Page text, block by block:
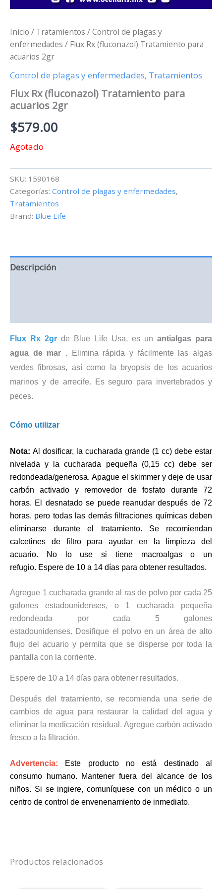
Inicio / Tratamientos /Control de plagas y
enfermedades / Flux Rx (fluconazol) Tratamiento para
acuarios 2gr
Control de plagas y enfermedades, Tratamientos
Flux Rx (fluconazol) Tratamiento para
acuarios 2gr
$579.00
Agotado
SKU: 1590168
Categorías: Control de plagas y enfermedades,
Tratamientos
Brand: Blue Life
Descripción
Flux Rx 2gr de Blue Life Usa, es un antialgas para
agua de mar . Elimina rápida y fácilmente las algas
verdes fibrosas, así como la bryopsis de los acuarios
marinos y de arrecife. Es seguro para invertebrados y
peces.
Cómo utilizar
Nota: Al dosificar, la cucharada grande (1 cc) debe estar
nivelada y la cucharada pequeña (0,15 cc) debe ser
redondeada/generosa.Apague el skimmer y deje de usar
carbón activado y removedor de fosfato durante 72
horas. El desnatado se puede reanudar después de 72
horas, pero todas las demás filtraciones químicas deben
eliminarse durante el tratamiento. Se recomiendan
calcetines de filtro para ayudar en la limpieza del
acuario.
No lo use si tiene macroalgas o un
refugio. Espere de 10 a 14 días para obtener resultados.
Agregue 1 cucharada grande al ras de polvo por cada 25
galones estadounidenses, o 1 cucharada pequeña
redondeada por cada 5 galones
estadounidenses. Dosifique el polvo en un área de alto
flujo del acuario y permita que se disperse por toda la
pantalla con la corriente.
Espere de 10 a 14 días para obtener resultados.
Después del tratamiento, se recomienda una serie de
cambios de agua para restaurar la calidad del agua y
eliminar la medicación residual. Agregue carbón activado
fresco a la filtración.
Advertencia: Este producto no está destinado al
consumo humano. Mantener fuera del alcance de los
niños. Si se ingiere, comuníquese con un médico o un
centro de control de envenenamiento de inmediato.
Productos relacionados